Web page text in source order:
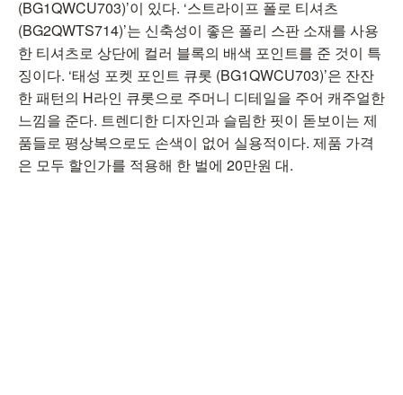
(BG1QWCU703)’이 있다. ‘스트라이프 폴로 티셔츠
(BG2QWTS714)’는 신축성이 좋은 폴리 스판 소재를 사용
한 티셔츠로 상단에 컬러 블록의 배색 포인트를 준 것이 특
징이다. ‘태성 포켓 포인트 큐롯 (BG1QWCU703)’은 잔잔
한 패턴의 H라인 큐롯으로 주머니 디테일을 주어 캐주얼한
느낌을 준다. 트렌디한 디자인과 슬림한 핏이 돋보이는 제
품들로 평상복으로도 손색이 없어 실용적이다. 제품 가격
은 모두 할인가를 적용해 한 벌에 20만원 대.